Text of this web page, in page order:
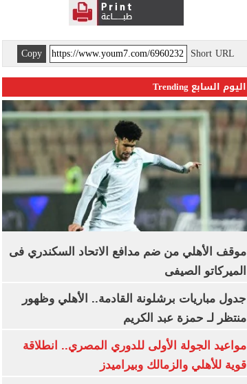
Short URL
Copy
اليوم السابع Trending
موقف الأهلي من ضم مدافع الاتحاد السكندري فى
الميركاتو الصيفى
جدول مباريات برشلونة القادمة.. الأهلي وظهور
منتظر لـ حمزة عبد الكريم
مواعيد الجولة الأولى للدوري المصري.. انطلاقة
قوية للأهلي والزمالك وبيراميدز